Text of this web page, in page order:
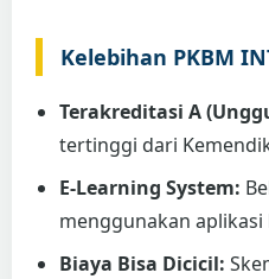
Kelebihan PKBM
Terakreditasi A
tertinggi dari
E-Learning System:
menggunakan aplikasi
Biaya Bisa Dicicil: